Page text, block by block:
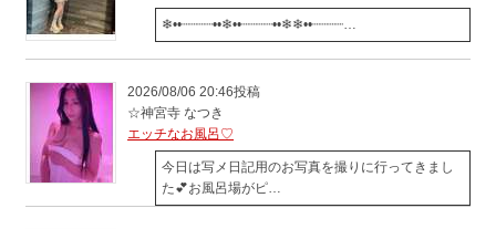
❄︎••┈┈┈┈••❄︎••┈┈┈┈••❄︎❄︎••┈┈┈┈…
2026/08/06 20:46投稿
☆神宮寺 なつき
エッチなお風呂♡
今日は写メ日記用のお写真を撮りに行ってきまし
た💕お風呂場がピ…